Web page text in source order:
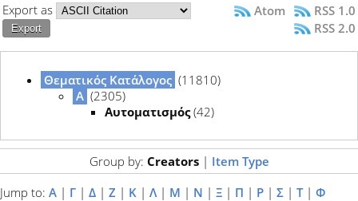
Export as
Atom
RSS 1.0
RSS 2.0
Θεματικός Κατάλογος (11810)
Α (2305)
Αυτοματισμός(42)
Group by: Creators| Item Type
Jump to: Α | Γ | Δ | Ζ | Κ | Λ | Μ | Ν | Ξ | Π | Ρ | Σ | Τ| Φ